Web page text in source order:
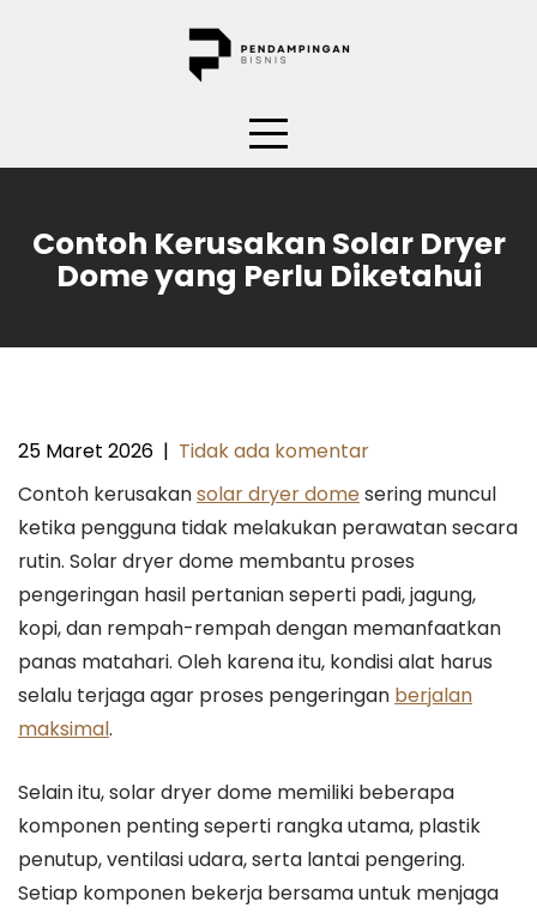
Contoh Kerusakan Solar Dryer
Dome yang Perlu Diketahui
25 Maret 2026 | Tidak ada komentar
Contoh kerusakansolar dryer domesering muncul
ketika pengguna tidak melakukan perawatan secara
rutin. Solar dryer dome membantu proses
pengeringan hasil pertanian seperti padi, jagung,
kopi, dan rempah-rempah dengan memanfaatkan
panas matahari. Oleh karena itu, kondisi alat harus
selalu terjaga agar proses pengeringan berjalan
maksimal.
Selain itu, solar dryer dome memiliki beberapa
komponen penting seperti rangka utama, plastik
penutup, ventilasi udara, serta lantai pengering.
Setiap komponen bekerja bersama untuk menjaga